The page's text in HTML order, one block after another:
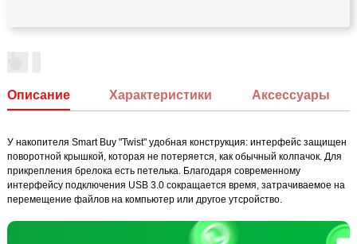
Описание Характеристики Аксессуары
У накопителя Smart Buy "Twist" удобная конструкция: интерфейс защищен
поворотной крышкой, которая не потеряется, как обычный колпачок. Для
прикрепления брелока есть петелька. Благодаря современному
интерфейсу подключения USB 3.0 сокращается время, затрачиваемое на
перемещение файлов на компьютер или другое утсройство.